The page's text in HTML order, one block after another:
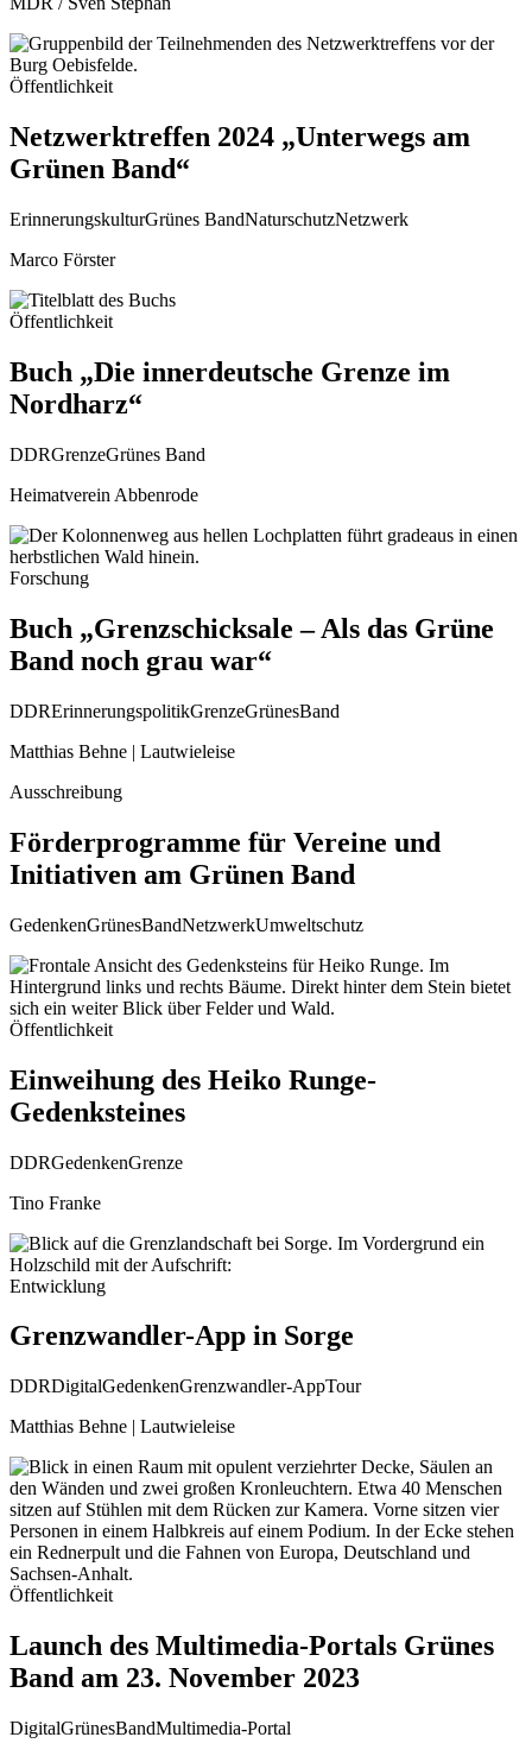
Öffentlichkeit
Netzwerktreffen 2024 „Unterwegs am
Grünen Band“
ErinnerungskulturGrünes BandNaturschutzNetzwerk
Marco Förster
Öffentlichkeit
Buch „Die innerdeutsche Grenze im
Nordharz“
DDRGrenzeGrünes Band
Heimatverein Abbenrode
Forschung
Buch „Grenzschicksale – Als das Grüne
Band noch grau war“
DDRErinnerungspolitikGrenzeGrünesBand
Matthias Behne | Lautwieleise
Ausschreibung
Förderprogramme für Vereine und
Initiativen am Grünen Band
GedenkenGrünesBandNetzwerkUmweltschutz
Öffentlichkeit
Einweihung des Heiko Runge-
Gedenksteines
DDRGedenkenGrenze
Tino Franke
Entwicklung
Grenzwandler-App in Sorge
DDRDigitalGedenkenGrenzwandler-AppTour
Matthias Behne | Lautwieleise
Öffentlichkeit
Launch des Multimedia-Portals Grünes
Band am 23. November 2023
DigitalGrünesBandMultimedia-Portal